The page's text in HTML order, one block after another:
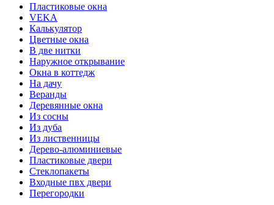
Пластиковые окна
VEKA
Калькулятор
Цветные окна
В две нитки
Наружное открывание
Окна в коттедж
На дачу
Веранды
Деревянные окна
Из сосны
Из дуба
Из лиственницы
Дерево-алюминиевые
Пластиковые двери
Стеклопакеты
Входные пвх двери
Перегородки